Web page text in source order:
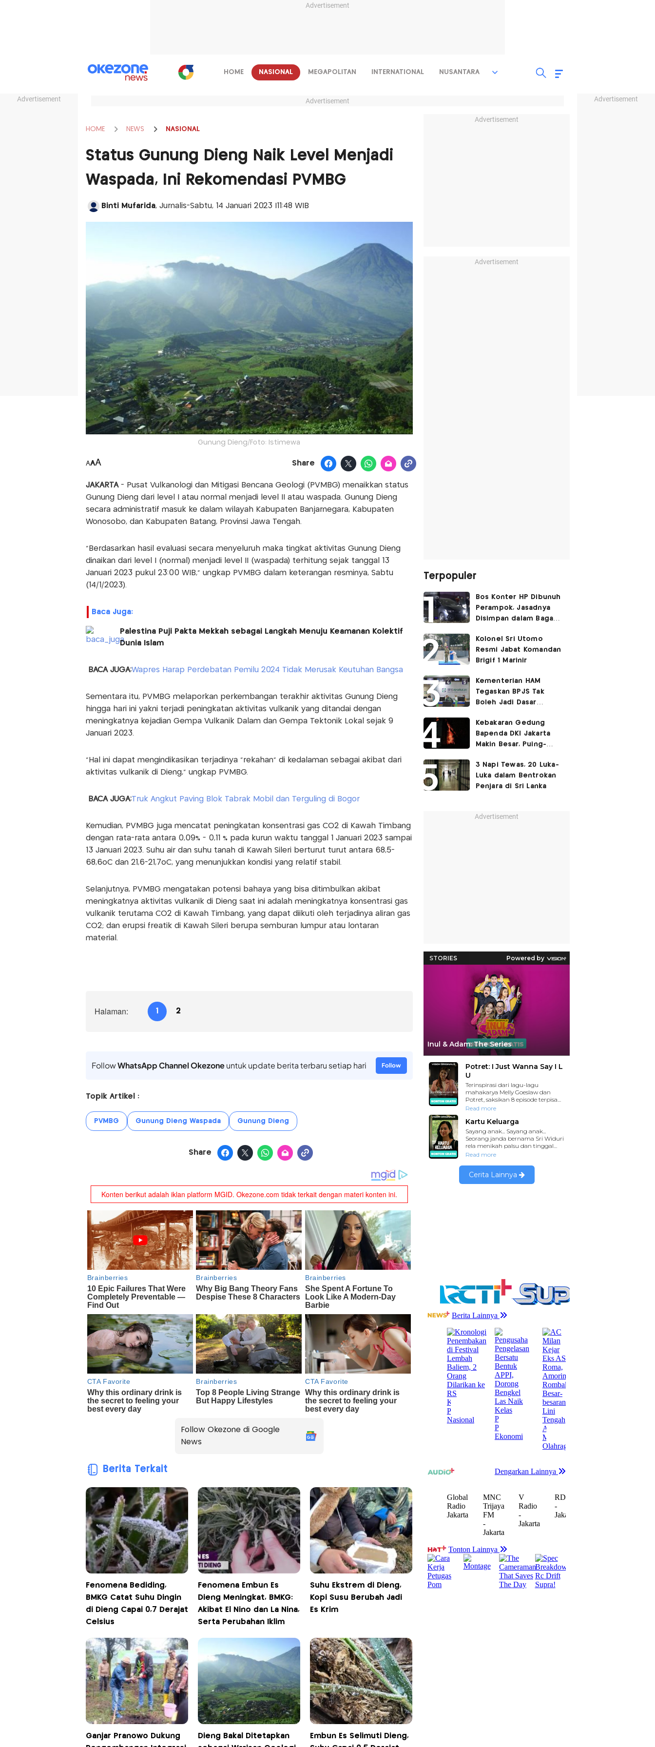
Advertisement
Advertisement Advertisement
HOME NASIONAL MEGAPOLITAN INTERNATIONAL NUSANTARA
Advertisement
HOME NEWS NASIONAL
Status Gunung Dieng Naik Level Menjadi
Waspada, Ini Rekomendasi PVMBG
Binti Mufarida, Jurnalis-Sabtu, 14 Januari 2023 |11:48 WIB
Gunung Dieng/Foto: Istimewa
AAA Share
JAKARTA - Pusat Vulkanologi dan Mitigasi Bencana Geologi (PVMBG) menaikkan status
Gunung Dieng dari level I atau normal menjadi level II atau waspada. Gunung Dieng
secara administratif masuk ke dalam wilayah Kabupaten Banjarnegara, Kabupaten
Wonosobo, dan Kabupaten Batang, Provinsi Jawa Tengah.
“Berdasarkan hasil evaluasi secara menyeluruh maka tingkat aktivitas Gunung Dieng
dinaikan dari level I (normal) menjadi level II (waspada) terhitung sejak tanggal 13
Januari 2023 pukul 23:00 WIB,” ungkap PVMBG dalam keterangan resminya, Sabtu
(14/1/2023).
Baca Juga:
Palestina Puji Pakta Mekkah sebagai Langkah Menuju Keamanan Kolektif
Dunia Islam
BACA JUGA:Wapres Harap Perdebatan Pemilu 2024 Tidak Merusak Keutuhan Bangsa
Sementara itu, PVMBG melaporkan perkembangan terakhir aktivitas Gunung Dieng
hingga hari ini yakni terjadi peningkatan aktivitas vulkanik yang ditandai dengan
meningkatnya kejadian Gempa Vulkanik Dalam dan Gempa Tektonik Lokal sejak 9
Januari 2023.
“Hal ini dapat mengindikasikan terjadinya “rekahan” di kedalaman sebagai akibat dari
aktivitas vulkanik di Dieng,” ungkap PVMBG.
BACA JUGA:Truk Angkut Paving Blok Tabrak Mobil dan Terguling di Bogor
Kemudian, PVMBG juga mencatat peningkatan konsentrasi gas CO2 di Kawah Timbang
dengan rata-rata antara 0,09% - 0,11 % pada kurun waktu tanggal 1 Januari 2023 sampai
13 Januari 2023. Suhu air dan suhu tanah di Kawah Sileri berturut turut antara 68,5-
68,6oC dan 21,6-21,7oC, yang menunjukkan kondisi yang relatif stabil.
Selanjutnya, PVMBG mengatakan potensi bahaya yang bisa ditimbulkan akibat
meningkatnya aktivitas vulkanik di Dieng saat ini adalah meningkatnya konsentrasi gas
vulkanik terutama CO2 di Kawah Timbang, yang dapat diikuti oleh terjadinya aliran gas
CO2; dan erupsi freatik di Kawah Sileri berupa semburan lumpur atau lontaran
material.
Halaman: 1 2
FollowWhatsApp Channel Okezoneuntuk update berita terbaru setiap hari Follow
Topik Artikel :
PVMBG Gunung Dieng Waspada Gunung Dieng
Share
Follow Okezone di Google
News
Berita Terkait
Fenomena Bediding,
BMKG Catat Suhu Dingin
di Dieng Capai 0,7 Derajat
Celsius
Fenomena Embun Es
Dieng Meningkat, BMKG:
Akibat El Nino dan La Nina,
Serta Perubahan Iklim
Suhu Ekstrem di Dieng,
Kopi Susu Berubah Jadi
Es Krim
Ganjar Pranowo Dukung
Dieng Bakal Ditetapkan
Embun Es Selimuti Dieng,
Advertisement
Advertisement
Terpopuler
Bos Konter HP Dibunuh
Perampok, Jasadnya
Disimpan dalam Bagasi
Kolonel Sri Utomo
Resmi Jabat Komandan
Brigif 1 Marinir
Kementerian HAM
Tegaskan BPJS Tak
Boleh Jadi Dasar
Layanan Kesehatan
Kebakaran Gedung
Bapenda DKI Jakarta
Makin Besar, Puing-
3 Napi Tewas, 20 Luka-
Luka dalam Bentrokan
Penjara di Sri Lanka
Advertisement